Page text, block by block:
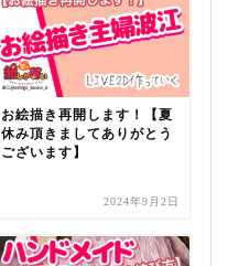
お絵描き再開します！【夏
休み頂きましてありがとう
ございます】
2024年9月2日